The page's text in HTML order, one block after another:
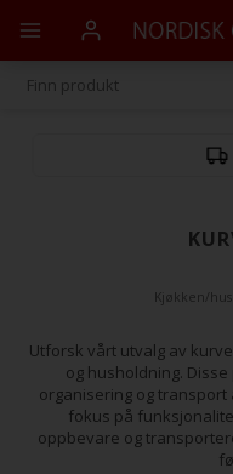
Kjøkken/
Utforsk vårt utvalg av
og husholdning.
organisering og
fokus på
oppbevare og